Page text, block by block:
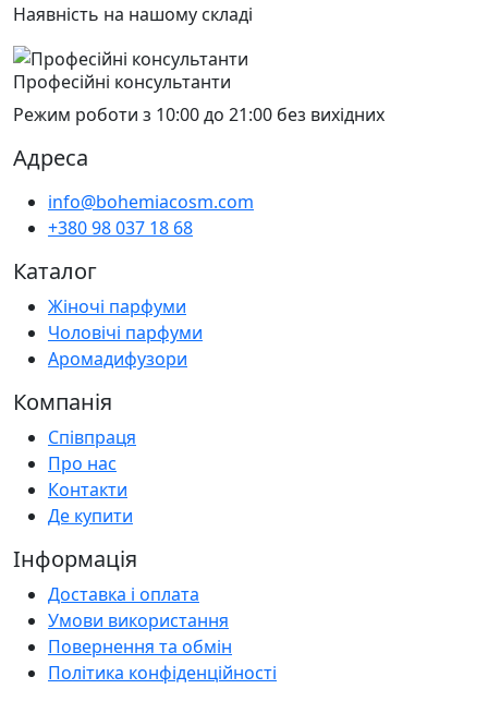
Наявність на нашому складі
Професійні консультанти
Режим роботи з 10:00 до 21:00 без вихідних
Адреса
info@bohemiacosm.com
+380 98 037 18 68
Каталог
Жіночі парфуми
Чоловічі парфуми
Аромадифузори
Компанія
Співпраця
Про нас
Контакти
Де купити
Інформація
Доставка і оплата
Умови використання
Повернення та обмін
Політика конфіденційності